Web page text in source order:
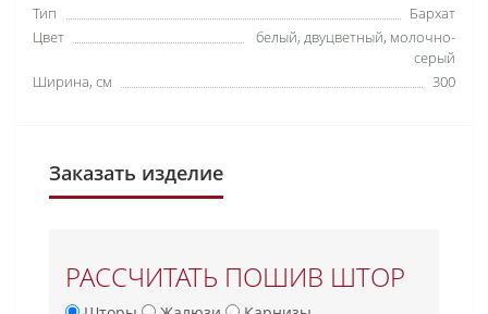
Тип
Бархат
Цвет
белый, двуцветный, молочно-
серый
Ширина, см
300
Заказать изделие
РАССЧИТАТЬ ПОШИВ ШТОР